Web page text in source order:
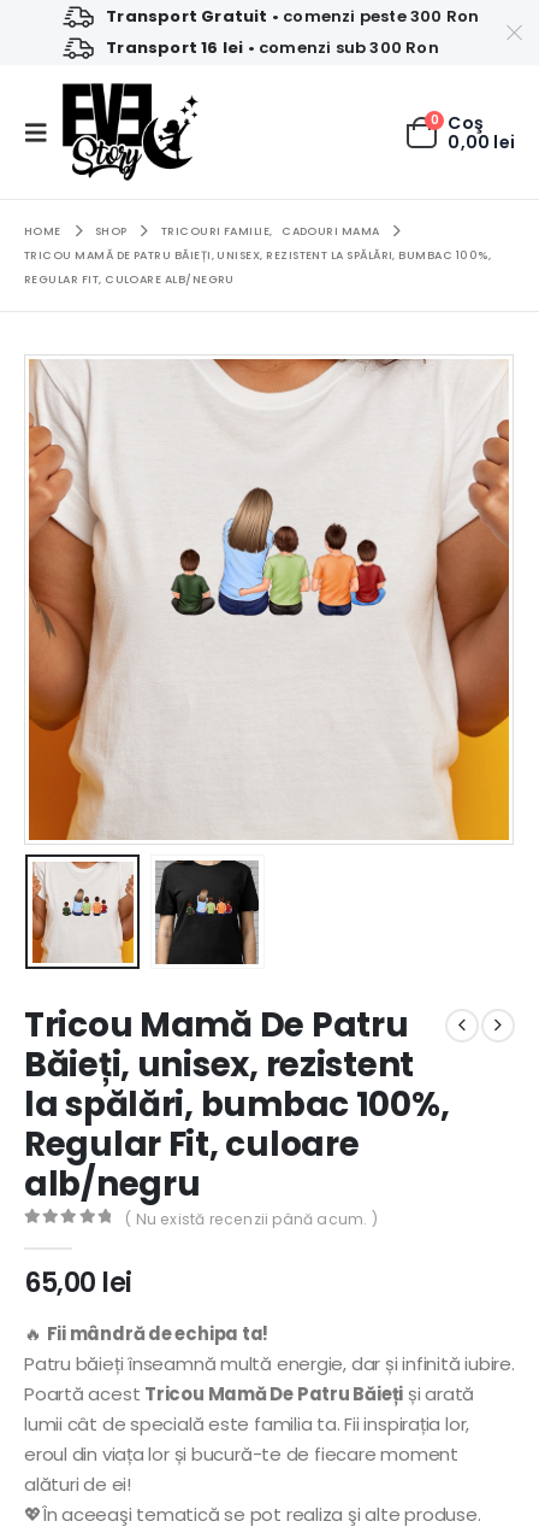
Transport Gratuit • comenzi peste 300 Ron
Transport 16 lei • comenzi sub 300 Ron
0 Coş
0,00 lei
HOME SHOP TRICOURI FAMILIE,
CADOURI MAMA
TRICOU MAMĂ DE PATRU BĂIEȚI, UNISEX, REZISTENT LA SPĂLĂRI, BUMBAC 100%,
REGULAR FIT, CULOARE ALB/NEGRU
Tricou Mamă De Patru
Băieți, unisex, rezistent
la spălări, bumbac 100%,
Regular Fit, culoare
alb/negru
( Nu există recenzii până acum. )
65,00 lei
🔥 Fii mândră de echipa ta!
Patru băieți înseamnă multă energie, dar și infinită iubire.
Poartă acest Tricou Mamă De Patru Băieți și arată
lumii cât de specială este familia ta. Fii inspirația lor,
eroul din viața lor și bucură-te de fiecare moment
alături de ei!
💖În aceeaşi tematică se pot realiza şi alte produse.